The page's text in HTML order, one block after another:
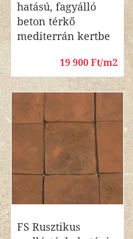
hatású, fagyálló
beton térkő
mediterrán kertbe
19 900 Ft/m2
FS Rusztikus